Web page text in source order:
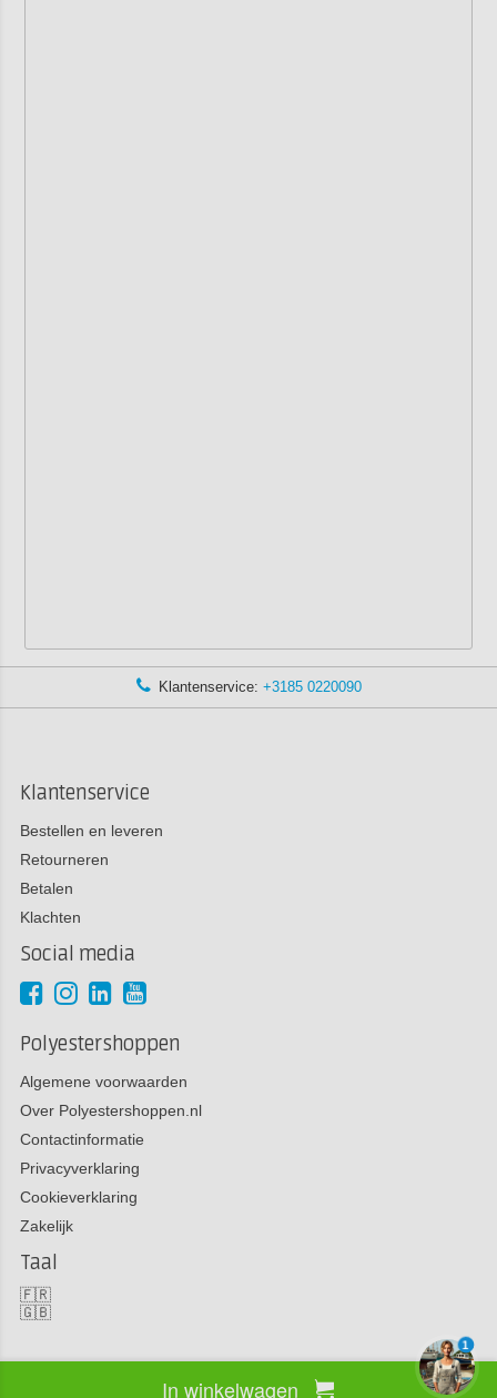
In winkelwagen
Klantenservice: +3185 0220090
Klantenservice
Bestellen en leveren
Retourneren
Betalen
Klachten
Social media
Polyestershoppen
Algemene voorwaarden
Over Polyestershoppen.nl
Contactinformatie
Privacyverklaring
Cookieverklaring
Zakelijk
Taal
🇫🇷
🇬🇧
Copyright 2026 Polyestershoppen bv
1